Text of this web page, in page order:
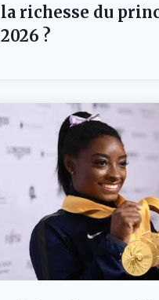
la richesse du
2026 ?